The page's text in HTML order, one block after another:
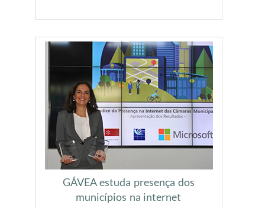
GÁVEA estuda presença dos
municípios na internet